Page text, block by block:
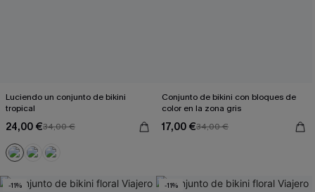
Luciendo un conjunto de bikini
tropical
24,00 €34,00 €
Conjunto de bikini con bloques de
color en la zona gris
17,00 €34,00 €
-11% -11%